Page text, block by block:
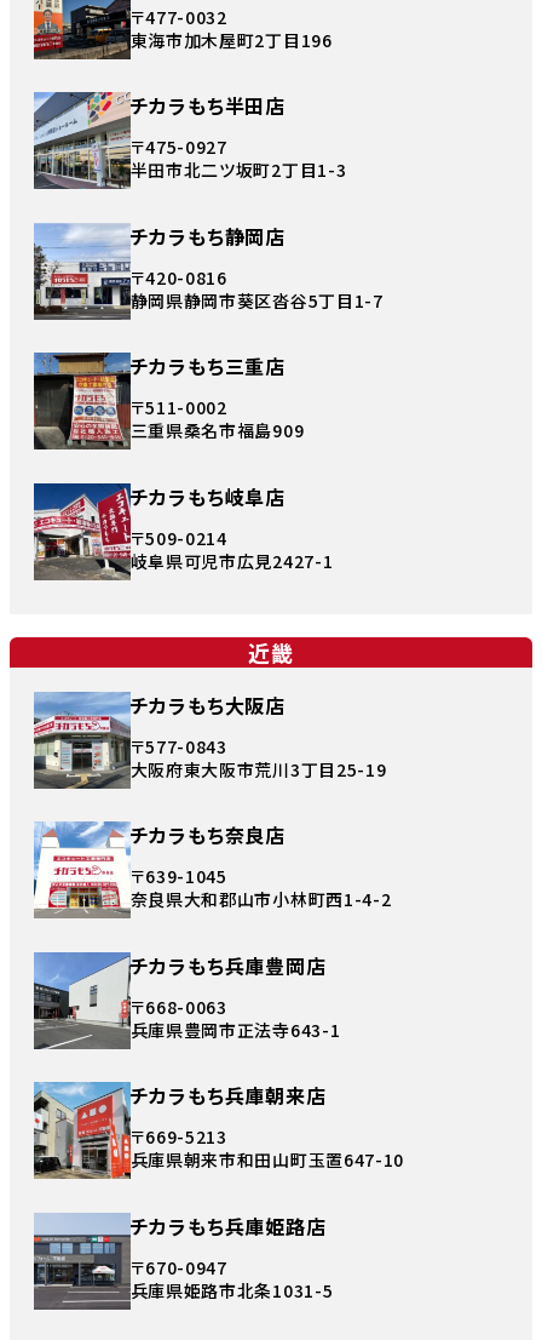
〒477-0032
東海市加木屋町2丁目196
チカラもち半田店
〒475-0927
半田市北二ツ坂町2丁目1-3
チカラもち静岡店
〒420-0816
静岡県静岡市葵区沓谷5丁目1-7
チカラもち三重店
〒511-0002
三重県桑名市福島909
チカラもち岐阜店
〒509-0214
岐阜県可児市広見2427-1
近畿
チカラもち大阪店
〒577-0843
大阪府東大阪市荒川3丁目25-19
チカラもち奈良店
〒639-1045
奈良県大和郡山市小林町西1-4-2
チカラもち兵庫豊岡店
〒668-0063
兵庫県豊岡市正法寺643-1
チカラもち兵庫朝来店
〒669-5213
兵庫県朝来市和田山町玉置647-10
チカラもち兵庫姫路店
〒670-0947
兵庫県姫路市北条1031-5